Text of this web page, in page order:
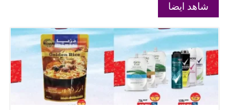
شاهد ايضا